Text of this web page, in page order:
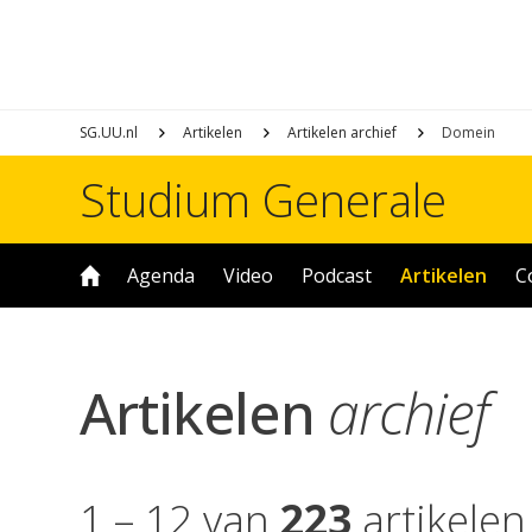
SG.UU.nl Artikelen Artikelen archief Domein
Studium Generale
Agenda Video Podcast Artikelen
Artikelen archief
1 – 12 van 223 artikelen